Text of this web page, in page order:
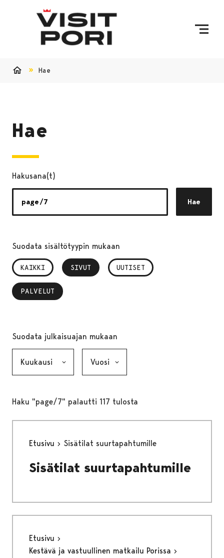
Hae
Hae
Hakusana(t)
Hae
Suodata sisältötyypin mukaan
KAIKKI SIVUT
, VALITTU UUTISET
PALVELUT
, VALITTU
Suodata julkaisuajan mukaan
Haku "page/7" palautti 117 tulosta
Etusivu Sisätilat suurtapahtumille
Sisätilat suurtapahtumille
Etusivu
Kestävä ja vastuullinen matkailu Porissa